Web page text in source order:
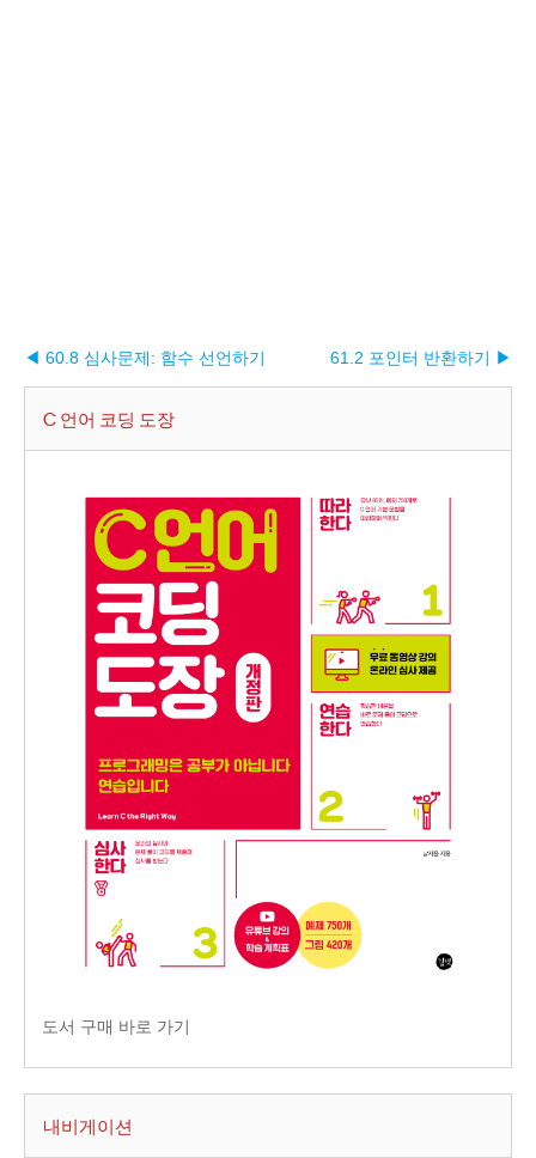
◀ 60.8 심사문제: 함수 선언하기 61.2 포인터 반환하기 ▶︎
C 언어 코딩 도장
도서 구매 바로 가기
내비게이션